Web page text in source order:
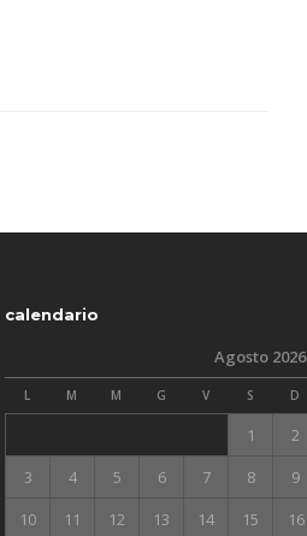
calendario
Agosto 2026
L M M G V S D
1
2
3
4 5 6 7 8
9
10
11 12 13 14 15 16